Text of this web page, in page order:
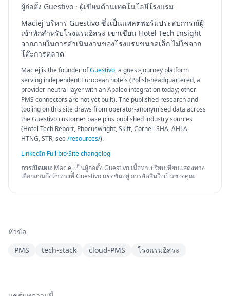
ผู้ก่อตั้ง Guestivo · ผู้เขียนด้านเทคโนโลยีโรงแรม
Maciej บริหาร Guestivo ซึ่งเป็นแพลตฟอร์มประสบการณ์ผู้
เข้าพักสำหรับโรงแรมอิสระ เขาเขียน Hotel Tech Insight
จากภายในการดำเนินงานของโรงแรมขนาดเล็ก ไม่ใช่จาก
โต๊ะการตลาด
Maciej is the founder ofGuestivo, a guest-journey platform
serving independent European hotels (Polish-headquartered, a
provider-neutral layer with an Apaleo integration today; other
PMS connectors are not yet built). The published research and
tooling on this site draws from operator-anonymised data across
the Guestivo customer base plus published industry sources
(Hotel Tech Report, Phocuswright, Skift, Cornell SHA, AHLA,
HTNG, STR; see/resources/).
LinkedIn·Full bio·Site changelog
การเปิดเผย: Maciej เป็นผู้ก่อตั้ง Guestivo เนื้อหาเปรียบเทียบแสดงทาง
เลือกสามถึงห้าทางที่ Guestivo แข่งขันอยู่ การตัดสินใจเป็นของคุณ
หัวข้อ
PMS
tech-stack cloud-PMS โรงแรมอิสระ